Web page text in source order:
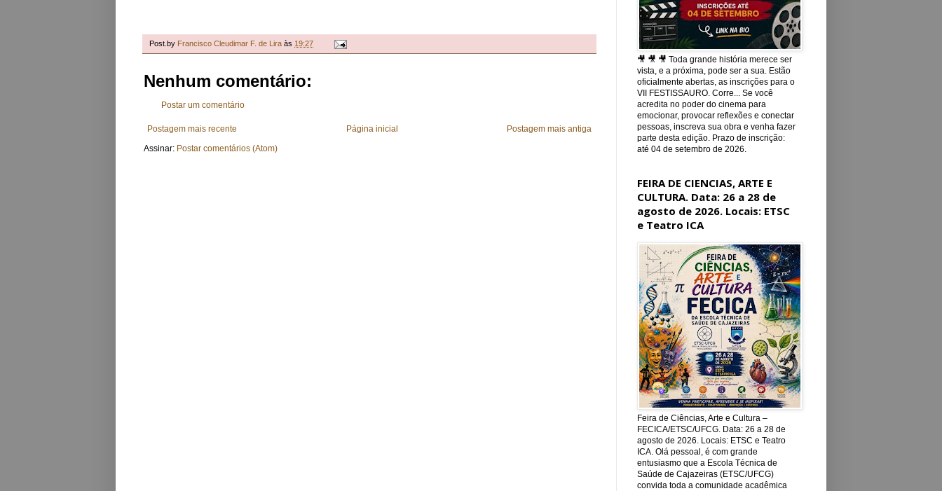
Post.by Francisco Cleudimar F. de Lira às 19:27
Nenhum comentário:
Postar um comentário
Postagem mais recente Postagem mais antiga
Página inicial
Assinar: Postar comentários (Atom)
🎥 🎥 🎥 Toda grande história merece ser
vista, e a próxima, pode ser a sua. Estão
oficialmente abertas, as inscrições para o
VII FESTISSAURO. Corre... Se você
acredita no poder do cinema para
emocionar, provocar reflexões e conectar
pessoas, inscreva sua obra e venha fazer
parte desta edição. Prazo de inscrição:
até 04 de setembro de 2026.
FEIRA DE CIENCIAS, ARTE E
CULTURA. Data: 26 a 28 de
agosto de 2026. Locais: ETSC
e Teatro ICA
Feira de Ciências, Arte e Cultura –
FECICA/ETSC/UFCG. Data: 26 a 28 de
agosto de 2026. Locais: ETSC e Teatro
ICA. Olá pessoal, é com grande
entusiasmo que a Escola Técnica de
Saúde de Cajazeiras (ETSC/UFCG)
convida toda a comunidade acadêmica